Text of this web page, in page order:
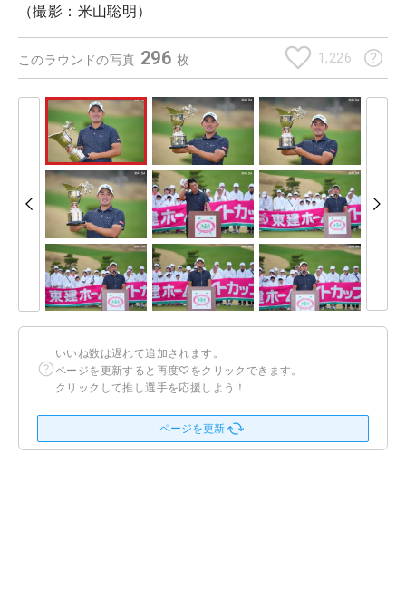
（撮影：米山聡明）
このラウンドの写真 296 枚 1,226
いいね数は遅れて追加されます。
ページを更新すると再度♡をクリックできます。
クリックして推し選手を応援しよう！
ページを更新